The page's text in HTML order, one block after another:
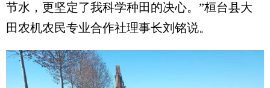
节水，更坚定了我科学种田的决心。”桓台县大
田农机农民专业合作社理事长刘铭说。